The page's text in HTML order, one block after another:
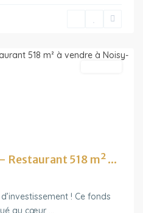
Restaurant 518 m² ...
! Ce fonds
au cœur